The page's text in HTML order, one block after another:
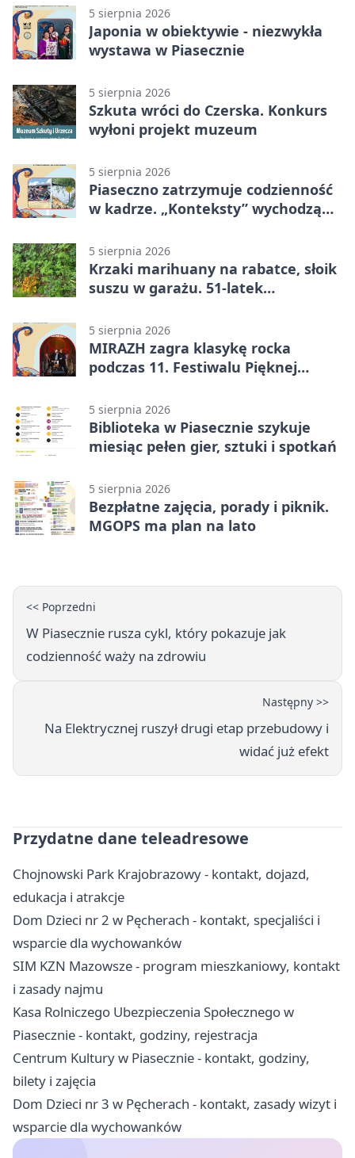
5 sierpnia 2026
Japonia w obiektywie - niezwykła
wystawa w Piasecznie
5 sierpnia 2026
Szkuta wróci do Czerska. Konkurs
wyłoni projekt muzeum
5 sierpnia 2026
Piaseczno zatrzymuje codzienność
w kadrze. „Konteksty” wychodzą
5 sierpnia 2026
Krzaki marihuany na rabatce, słoik
suszu w garażu. 51-latek
5 sierpnia 2026
MIRAZH zagra klasykę rocka
podczas 11. Festiwalu Pięknej
5 sierpnia 2026
Biblioteka w Piasecznie szykuje
miesiąc pełen gier, sztuki i spotkań
5 sierpnia 2026
Bezpłatne zajęcia, porady i piknik.
MGOPS ma plan na lato
<< Poprzedni
W Piasecznie rusza cykl, który pokazuje jak
codzienność waży na zdrowiu
Następny >>
Na Elektrycznej ruszył drugi etap przebudowy i
widać już efekt
Przydatne dane teleadresowe
Chojnowski Park Krajobrazowy - kontakt, dojazd,
edukacja i atrakcje
Dom Dzieci nr 2 w Pęcherach - kontakt, specjaliści i
wsparcie dla wychowanków
SIM KZN Mazowsze - program mieszkaniowy, kontakt
i zasady najmu
Kasa Rolniczego Ubezpieczenia Społecznego w
Piasecznie - kontakt, godziny, rejestracja
Centrum Kultury w Piasecznie - kontakt, godziny,
bilety i zajęcia
Dom Dzieci nr 3 w Pęcherach - kontakt, zasady wizyt i
wsparcie dla wychowanków